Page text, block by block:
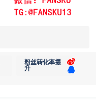
粉丝转化率提
升